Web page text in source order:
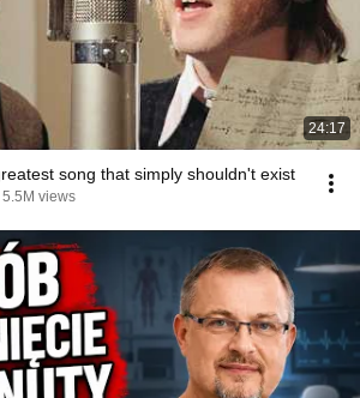
24:17
song that simply shouldn't exist
5.5M views